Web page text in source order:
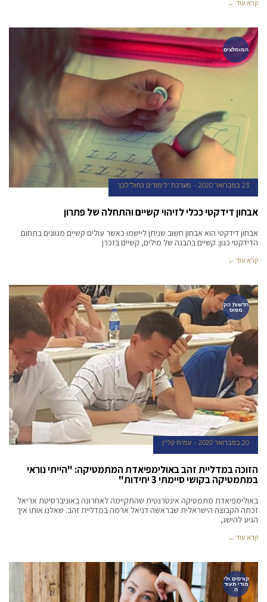
קרא עוד ←
המומלצים
23 בפברואר 2020 מערכת 'לימודים כחול־לבן'
אבחון דידקטי ככלי לזיהוי קשיים והתחלה של פתרון
אבחון דידקטי הוא אבחון חשוב שניתן ליישמו כאשר עולים קשיים מגוונים בתחום
הדידקטי כגון: קשיים בהבנה של מילים, קשיים בזכרן
קרא עוד ←
חדשות הק
מפוס
20 בפברואר 2020 עמית קליין
הזוכה במדליית זהב באולימפיאדת המתמטיקה: "הייתי נוראי
במתמטיקה בקושי סיימתי 3 יחידות"
באולימפיאדת מתמטיקה אינטרנטית שהתקיימה לאחרונה באוניברסיטת אריאל
זכתה הקבוצה הישראלית שבראשה דניאל ארמה במדליית זהב. שאלנו אותו איך
הגיע להישג,
קרא עוד ←
קורסים ולי
מודי תעוד
ה